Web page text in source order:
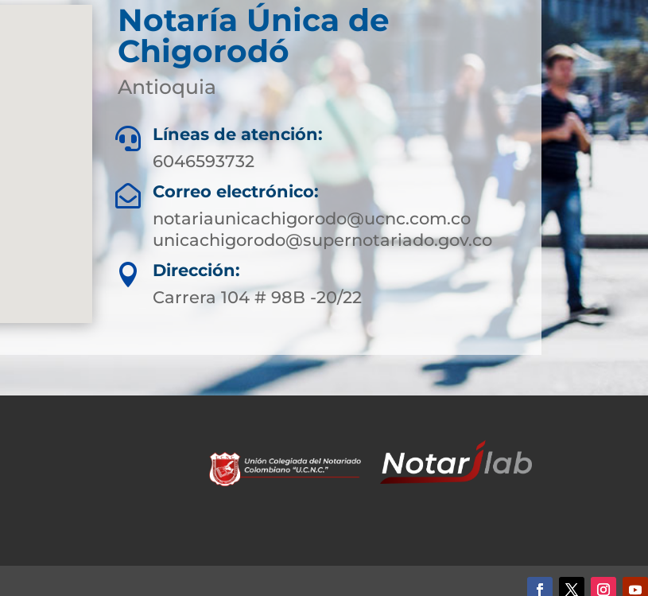
Notaría Única de
Chigorodó
Antioquia

Líneas de atención:
6046593732

Correo electrónico:
notariaunicachigorodo@ucnc.com.co
unicachigorodo@supernotariado.gov.co

Dirección:
Carrera 104 # 98B -20/22